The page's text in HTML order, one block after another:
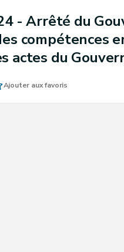
-Arrêté du
compétences
actes du
Ajouter aux favoris